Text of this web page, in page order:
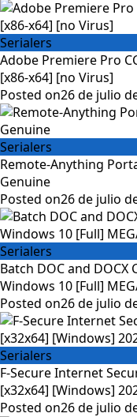
Serialers
Adobe Premiere Pro
[x86-x64] [no Virus]
Posted on26 de julio
Serialers
Remote-Anything
Genuine
Posted on26 de julio
Serialers
Batch DOC and
Windows 10 [Full]
Posted on26 de julio
Serialers
F-Secure Internet
[x32x64] [Windows]
Posted on26 de julio